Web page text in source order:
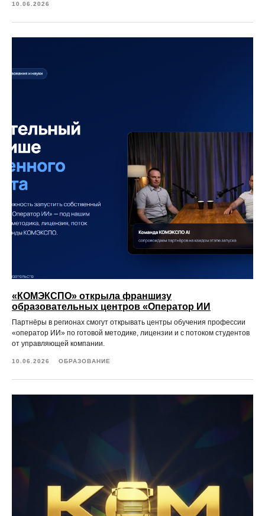
10.06.2026
«КОМЭКСПО» открыла франшизу
образовательных центров «Оператор ИИ
Партнёры в регионах смогут открывать центры обучения профессии
«оператор ИИ» по готовой методике, лицензии и с потоком студентов
от управляющей компании.
10.06.2026 ОБРАЗОВАНИЕ